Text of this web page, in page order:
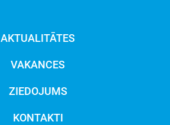
AKTUALITĀTES
VAKANCES
ZIEDOJUMS
KONTAKTI